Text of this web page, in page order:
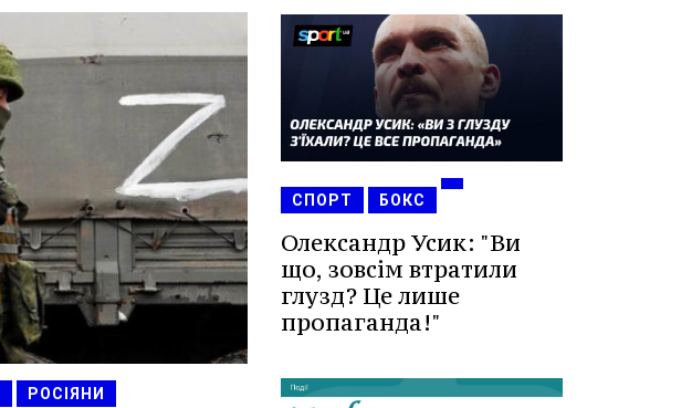
РОСІЯНИ
СПОРТ БОКС
Олександр Усик: "Ви
що, зовсім втратили
глузд? Це лише
пропаганда!"